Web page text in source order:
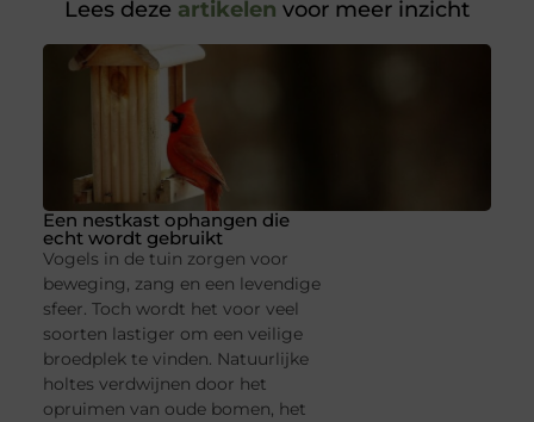
Lees deze artikelen voor meer inzicht
Een nestkast ophangen die
echt wordt gebruikt
Vogels in de tuin zorgen voor
beweging, zang en een levendige
sfeer. Toch wordt het voor veel
soorten lastiger om een veilige
broedplek te vinden. Natuurlijke
holtes verdwijnen door het
opruimen van oude bomen, het